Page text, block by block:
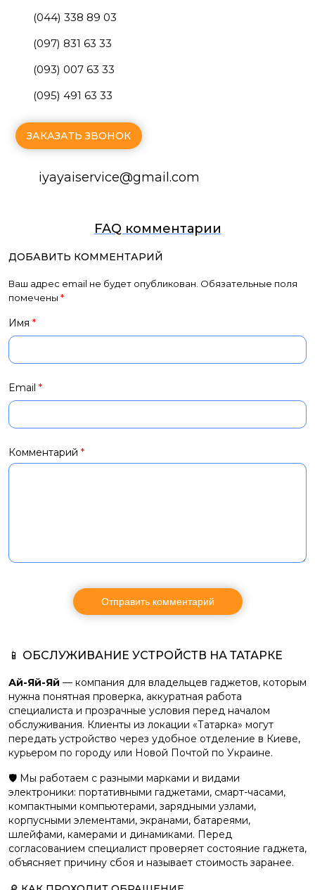
(044) 338 89 03
(097) 831 63 33
(093) 007 63 33
(095) 491 63 33
ЗАКАЗАТЬ ЗВОНОК
iyayaiservice@gmаil.com
FAQ комментарии
ДОБАВИТЬ КОММЕНТАРИЙ
Ваш адрес email не будет опубликован. Обязательные поля
помечены *
Имя *
Email *
Комментарий *
📱 ОБСЛУЖИВАНИЕ УСТРОЙСТВ НА ТАТАРКЕ
Ай-Яй-Яй — компания для владельцев гаджетов, которым
нужна понятная проверка, аккуратная работа
специалиста и прозрачные условия перед началом
обслуживания. Клиенты из локации «Татарка» могут
передать устройство через удобное отделение в Киеве,
курьером по городу или Новой Почтой по Украине.
🛡️ Мы работаем с разными марками и видами
электроники: портативными гаджетами, смарт-часами,
компактными компьютерами, зарядными узлами,
корпусными элементами, экранами, батареями,
шлейфами, камерами и динамиками. Перед
согласованием специалист проверяет состояние гаджета,
объясняет причину сбоя и называет стоимость заранее.